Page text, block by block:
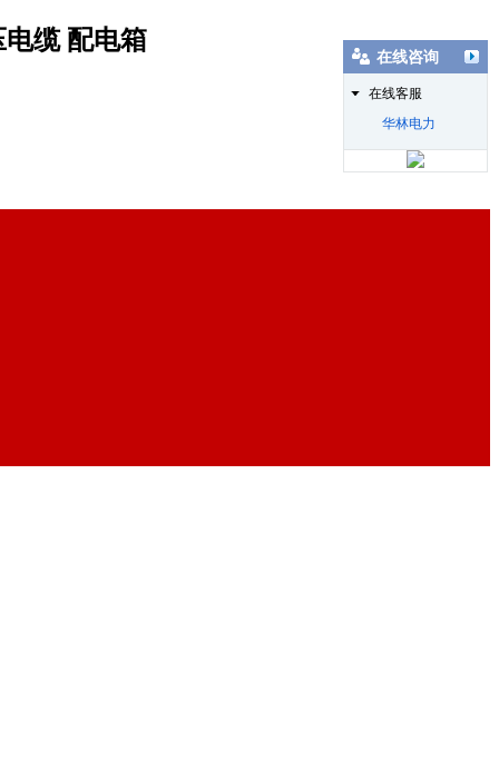
缆 配电箱
在线咨询
在线客服
华林电力